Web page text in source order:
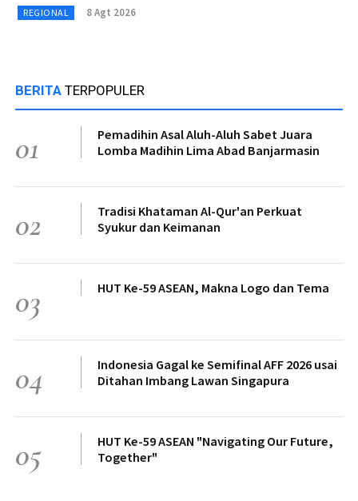
REGIONAL 8 Agt 2026
BERITA TERPOPULER
01
Pemadihin Asal Aluh-Aluh Sabet Juara
Lomba Madihin Lima Abad Banjarmasin
02
Tradisi Khataman Al-Qur'an Perkuat
Syukur dan Keimanan
03 HUT Ke-59 ASEAN, Makna Logo dan Tema
04
Indonesia Gagal ke Semifinal AFF 2026 usai
Ditahan Imbang Lawan Singapura
05
HUT Ke-59 ASEAN "Navigating Our Future,
Together"